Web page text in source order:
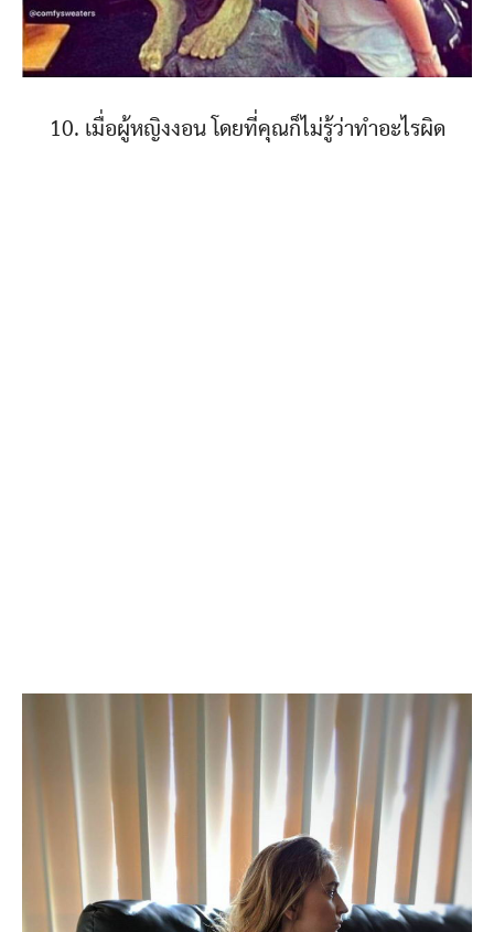
10. เมื่อผู้หญิงงอน โดยที่คุณก็ไม่รู้ว่าทำอะไรผิด